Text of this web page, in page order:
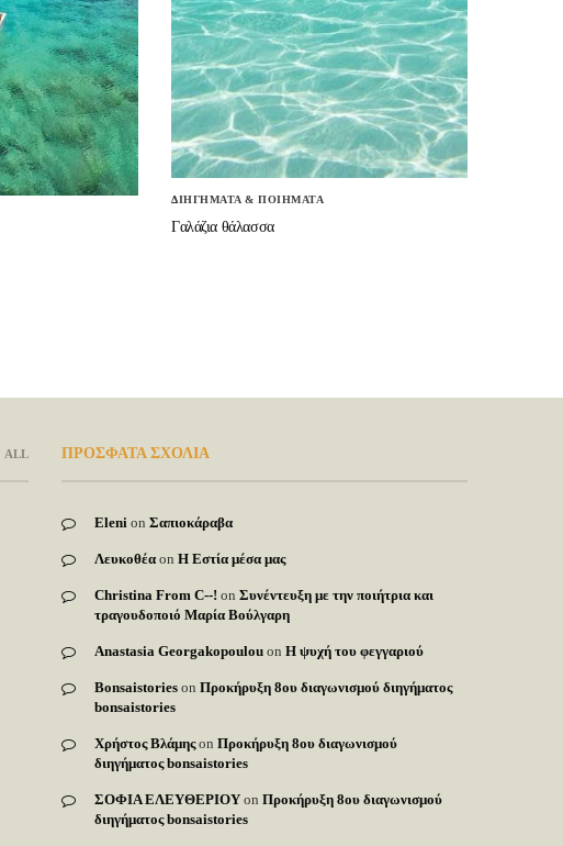
ΔΙΗΓΗΜΑΤΑ & ΠΟΙΗΜΑΤΑ
Γαλάζια θάλασσα
ALL ΠΡΟΣΦΑΤΑ ΣΧΟΛΙΑ
Elenion Σαπιοκάραβα
Λευκοθέαon Η Εστία μέσα μας
Christina From C--! on Συνέντευξη με την ποιήτρια και
τραγουδοποιό Μαρία Βούλγαρη
Anastasia Georgakopoulouon Η ψυχή του φεγγαριού
Bonsaistorieson Προκήρυξη 8ου διαγωνισμού διηγήματος
bonsaistories
Χρήστος Βλάμηςon Προκήρυξη 8ου διαγωνισμού
διηγήματος bonsaistories
ΣΟΦΙΑ ΕΛΕΥΘΕΡΙΟΥon Προκήρυξη 8ου διαγωνισμού
διηγήματος bonsaistories